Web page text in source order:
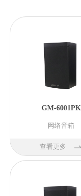
GM-6001PK
网络音箱
查看更多